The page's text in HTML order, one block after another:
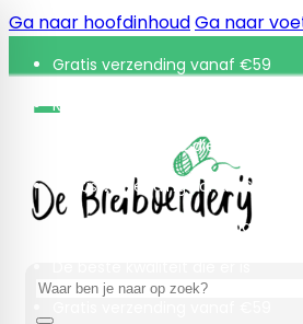
Ga naar hoofdinhoudGa naar
Gratis verzending vanaf €59
Retourneren binnen 30 dagen
De beste kwaliteit die er is
Gratis verzending vanaf €59
Retourneren binnen 30 dagen
Zoeken